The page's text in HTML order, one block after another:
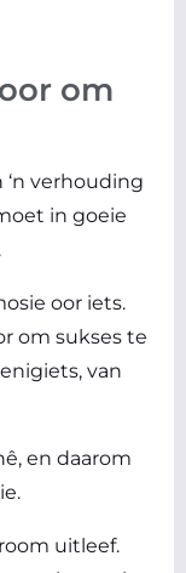
om
‘n verhouding
in goeie
oor iets.
om sukses te
van
en daarom
uitleef.